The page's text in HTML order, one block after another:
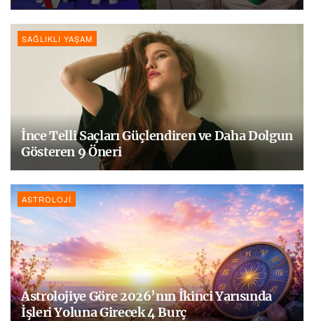
SAĞLIKLI YAŞAM
İnce Telli Saçları Güçlendiren ve Daha Dolgun
Gösteren 9 Öneri
ASTROLOJI
Astrolojiye Göre 2026’nın İkinci Yarısında
İşleri Yoluna Girecek 4 Burç